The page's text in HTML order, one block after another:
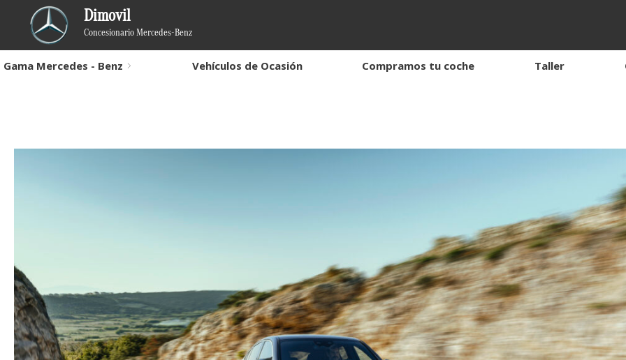
Dimovil
Concesionario Mercedes-Benz
Gama Mercedes - Benz Vehículos de Ocasión Compramos tu coche Taller